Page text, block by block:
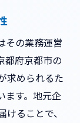
夫
由
軽貨物運
の施策
その業務運営
都府京都市の
求められるた
ます。地元企
ることで、